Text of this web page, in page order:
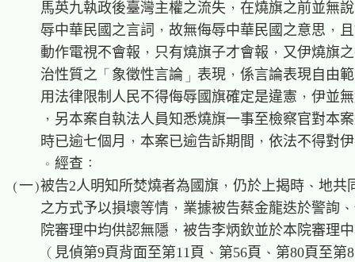
馬英九執政後臺灣主權之流失，在燒旗之前並無
辱中華民國之言詞，故無侮辱中華民國之意思，
動作電視不會報，只有燒旗子才會報，又伊燒旗
治性質之「象徵性言論」表現，係言論表現自由
用法律限制人民不得侮辱國旗確定是違憲，伊並
，另本案自執法人員知悉燒旗一事至檢察官對本
時已逾七個月，本案已逾告訴期間，依法不得對
    。經查：
(一)被告2人明知所焚燒者為國旗，仍於上揭時、地共
之方式予以損壞等情，業據被告蔡金龍迭於警詢
院審理中均供認無隱，被告李炳欽並於本院審理
（見偵第9頁背面至第11頁、第56頁、第80頁至第